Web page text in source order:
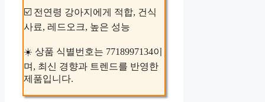
☑️ 전연령 강아지에게 적합, 건식
사료, 레드오크, 높은 성능
☀️ 상품 식별번호는 7718997134이
며, 최신 경향과 트렌드를 반영한
제품입니다.